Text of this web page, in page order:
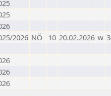
2026 NÖ 10 20.02.2026 w